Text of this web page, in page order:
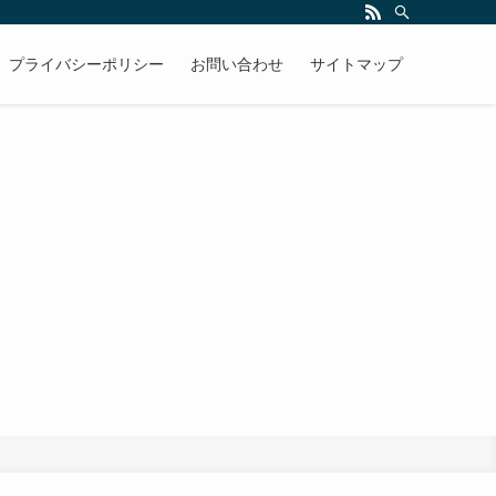
プライバシーポリシー お問い合わせ サイトマップ